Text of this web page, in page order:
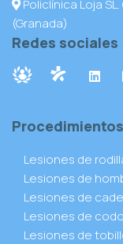
Policlínica Loja
(Granada)
Redes sociales
Procedimientos
Lesiones de
Lesiones de
Lesiones de
Lesiones de
Lesiones de